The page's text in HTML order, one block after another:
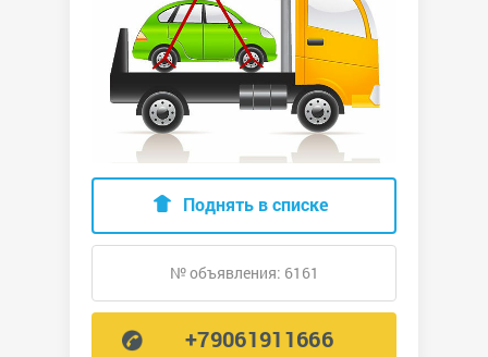
Поднять в списке
№ объявления: 6161
+79061911666